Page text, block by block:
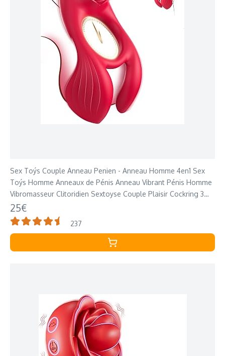
Sex Toýs Couple Anneau Penien - Anneau Homme 4en1 Sex
Toýs Homme Anneaux de Pénis Anneau Vibrant Pénis Homme
Vibromasseur Clitoridien Sextoyse Couple Plaisir Cockring 3
Moteurs 7 Modes de Vibration
25€
237